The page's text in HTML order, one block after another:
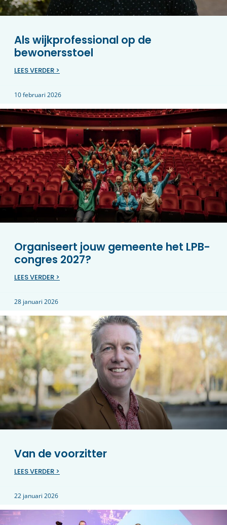
Als wijkprofessional op de
bewonersstoel
LEES VERDER >
10 februari 2026
Organiseert jouw gemeente het LPB-
congres 2027?
LEES VERDER >
28 januari 2026
Van de voorzitter
LEES VERDER >
22 januari 2026